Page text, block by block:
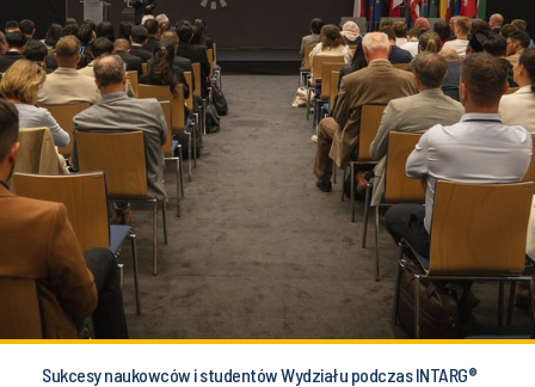
Sukcesy naukowców i studentów Wydziału podczas INTARG®